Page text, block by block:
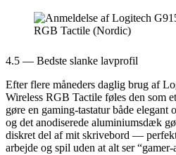
4.5 — Bedste slanke lavprofil
Efter flere måneders daglig brug af
Wireless RGB Tactile føles den som
gøre en gaming-tastatur både
og det anodiserede aluminiumsdæk
diskret del af mit skrivebord —
arbejde og spil uden at alt ser